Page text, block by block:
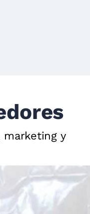
marketing y